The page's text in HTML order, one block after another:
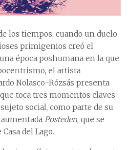
los tiempos, cuando un duelo
primigenios creó el
época poshumana en la que
el artista
Nolasco-Rózsás presenta
toca tres momentos claves
social, como parte de su
Posteden, que se
del Lago.